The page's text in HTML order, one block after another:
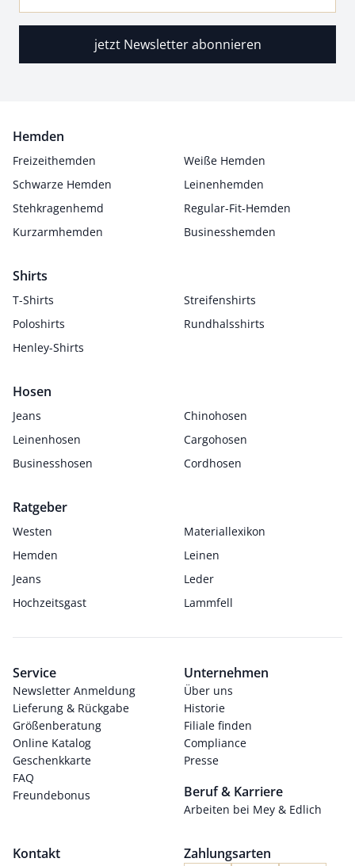
jetzt Newsletter abonnieren
Hemden
Freizeithemden
Weiße Hemden
Schwarze Hemden
Leinenhemden
Stehkragenhemd
Regular-Fit-Hemden
Kurzarmhemden
Businesshemden
Shirts
T-Shirts
Streifenshirts
Poloshirts
Rundhalsshirts
Henley-Shirts
Hosen
Jeans
Chinohosen
Leinenhosen
Cargohosen
Businesshosen
Cordhosen
Ratgeber
Westen
Materiallexikon
Hemden
Leinen
Jeans
Leder
Hochzeitsgast
Lammfell
Service
Newsletter Anmeldung
Lieferung & Rückgabe
Größenberatung
Online Katalog
Geschenkkarte
FAQ
Freundebonus
Unternehmen
Über uns
Historie
Filiale finden
Compliance
Presse
Beruf & Karriere
Arbeiten bei Mey & Edlich
Kontakt Zahlungsarten